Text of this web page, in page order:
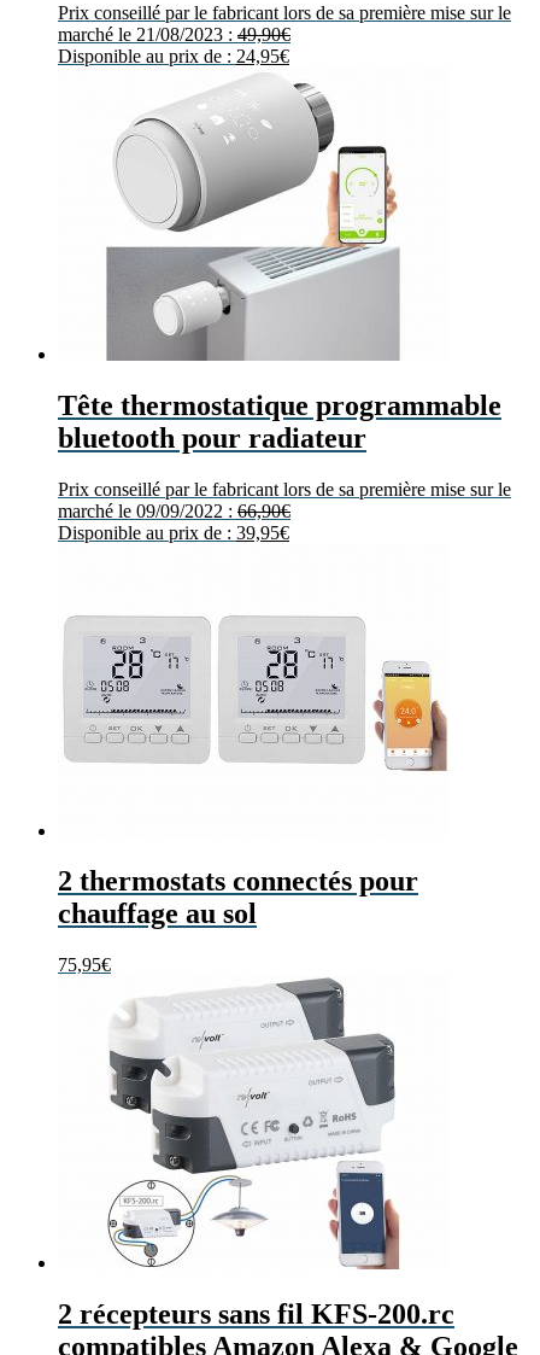
Prix conseillé par le fabricant lors de sa première mise sur le
marché le 21/08/2023 : 49,90€
Disponible au prix de : 24,95€
Tête thermostatique programmable
bluetooth pour radiateur
Prix conseillé par le fabricant lors de sa première mise sur le
marché le 09/09/2022 : 66,90€
Disponible au prix de : 39,95€
2 thermostats connectés pour
chauffage au sol
75,95€
2 récepteurs sans fil KFS-200.rc
compatibles Amazon Alexa & Google